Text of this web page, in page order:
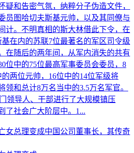
疑和告密气氛，纳粹分子伪造文件，
员图哈切夫斯基元帅，以及其同僚与
计。不明真相的斯大林借此下令，在
在内的苏联7位最著名的军区司令级
在随后的两年间，从军内消失的共有
位中的75位最高军事委员会委员，8
两位元帅，16位中的14位军级将
领和总计8万名当中的3.5万名军官。
领导人、干部进行了大规模镇压
了社会广大阶层中。1...